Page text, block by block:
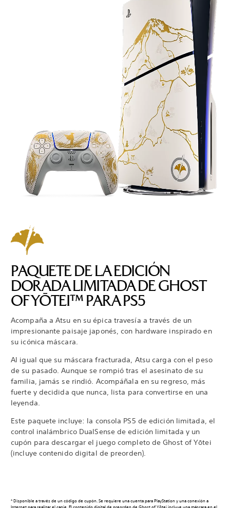
PAQUETE DE LA EDICIÓN
DORADA LIMITADA DE GHOST
OF YŌTEI™ PARA PS5
Acompaña a Atsu en su épica travesía a través de un
impresionante paisaje japonés, con hardware inspirado en
su icónica máscara.
Al igual que su máscara fracturada, Atsu carga con el peso
de su pasado. Aunque se rompió tras el asesinato de su
familia, jamás se rindió. Acompáñala en su regreso, más
fuerte y decidida que nunca, lista para convertirse en una
leyenda.
Este paquete incluye: la consola PS5 de edición limitada, el
control inalámbrico DualSense de edición limitada y un
cupón para descargar el juego completo de Ghost of Yōtei
(incluye contenido digital de preorden).
* Disponible a través de un código de cupón. Se requiere una cuenta para PlayStation y una conexión a